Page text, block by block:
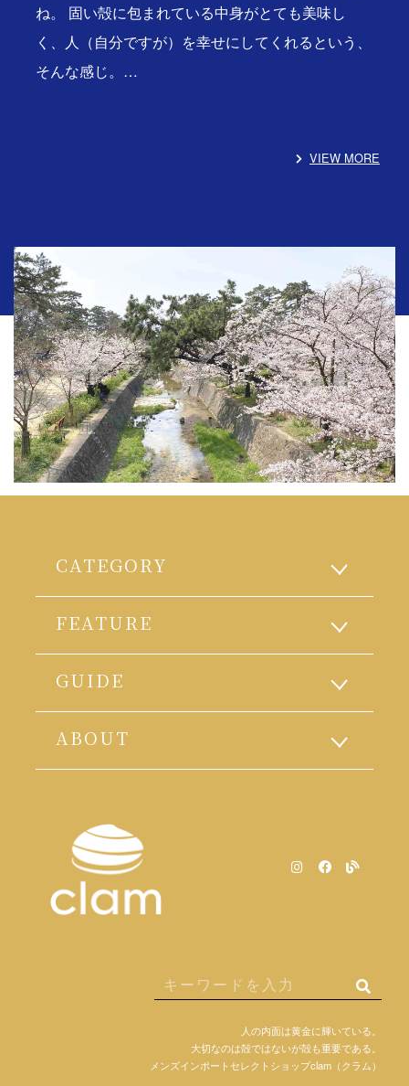
ね。 固い殻に包まれている中身がとても美味し
く、人（自分ですが）を幸せにしてくれるという、
そんな感じ。…
VIEW MORE
CATEGORY
FEATURE
GUIDE
ABOUT
人の内面は黄金に輝いている。
大切なのは殻ではないが殻も重要である。
メンズインポートセレクトショップclam（クラム）